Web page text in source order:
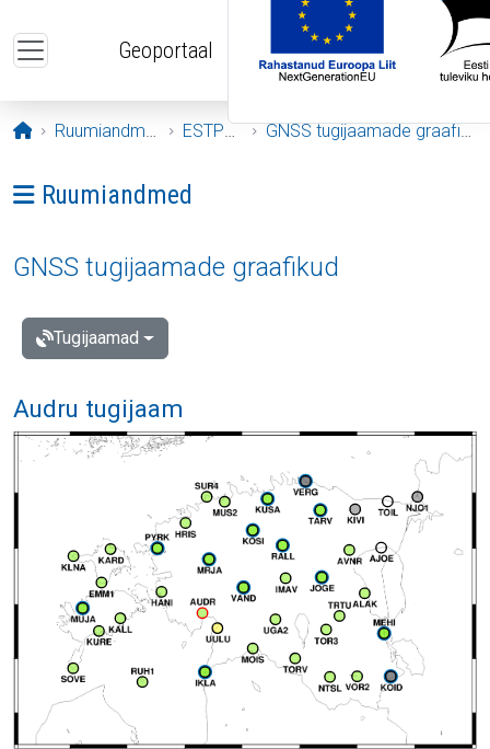
Geoportaal
Avaleht
Ruumiandmed ESTPOS GNSS tugijaamade graafikud
Ava menüü: Ruumiandmed
Ruumiandmed
GNSS tugijaamade graafikud
Tugijaamad
Audru tugijaam